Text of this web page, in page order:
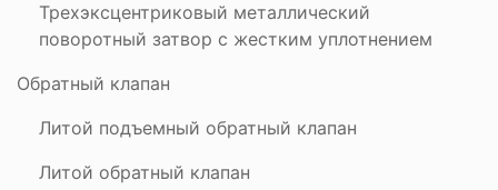
Трехэксцентриковый металлический
поворотный затвор с жестким уплотнением
Обратный клапан
Литой подъемный обратный клапан
Литой обратный клапан